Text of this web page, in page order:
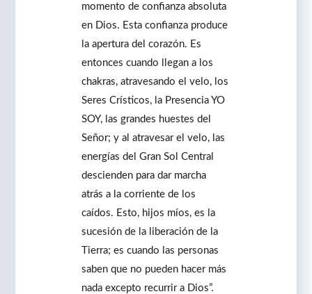
momento de confianza absoluta
en Dios. Esta confianza produce
la apertura del corazón. Es
entonces cuando llegan a los
chakras, atravesando el velo, los
Seres Crísticos, la Presencia YO
SOY, las grandes huestes del
Señor; y al atravesar el velo, las
energías del Gran Sol Central
descienden para dar marcha
atrás a la corriente de los
caídos. Esto, hijos míos, es la
sucesión de la liberación de la
Tierra; es cuando las personas
saben que no pueden hacer más
nada excepto recurrir a Dios”.